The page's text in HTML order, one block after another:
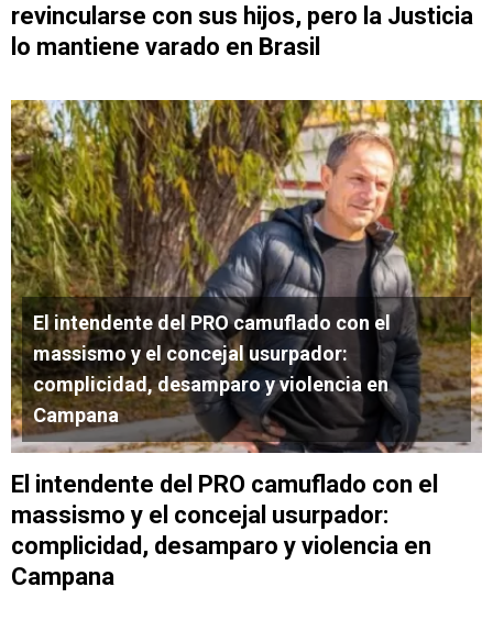
revincularse con sus hijos, pero la Justicia
lo mantiene varado en Brasil
El intendente del PRO camuflado con el
massismo y el concejal usurpador:
complicidad, desamparo y violencia en
Campana
El intendente del PRO camuflado con el
massismo y el concejal usurpador:
complicidad, desamparo y violencia en
Campana